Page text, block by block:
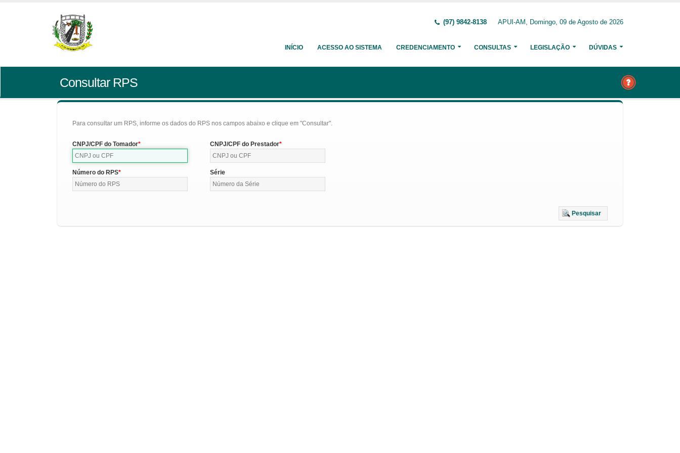
(97) 9842-8138 APUI-AM, Domingo, 09 de Agosto de 2026
INÍCIO ACESSO AO SISTEMA CREDENCIAMENTO CONSULTAS LEGISLAÇÃO DÚVIDAS
Consultar RPS
Para consultar um RPS, informe os dados do RPS nos campos abaixo e clique em "Consultar".
CNPJ/CPF do Tomador CNPJ/CPF do Prestador
Número do RPS Série
Pesquisar